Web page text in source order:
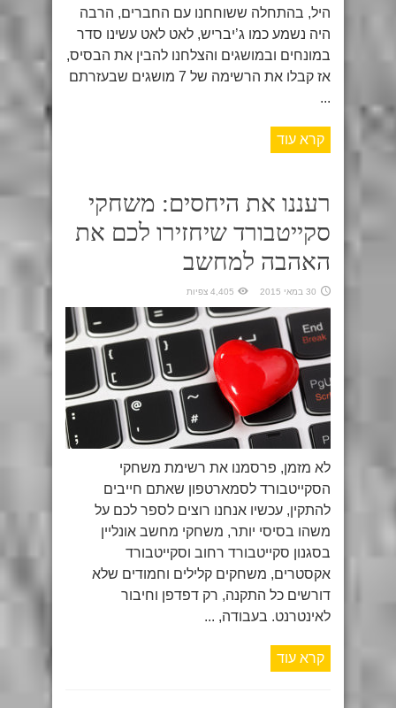
היל, בהתחלה ששוחחנו עם החברים, הרבה
היה נשמע כמו ג’יבריש, לאט לאט עשינו סדר
במונחים ובמושגים והצלחנו להבין את הבסיס,
אז קבלו את הרשימה של 7 מושגים שבעזרתם
...
קרא עוד
רעננו את היחסים: משחקי
סקייטבורד שיחזירו לכם את
האהבה למחשב
30 במאי 2015 4,405 צפיות
לא מזמן, פרסמנו את רשימת משחקי
הסקייטבורד לסמארטפון שאתם חייבים
להתקין, עכשיו אנחנו רוצים לספר לכם על
משהו בסיסי יותר, משחקי מחשב אונליין
בסגנון סקייטבורד רחוב וסקייטבורד
אקסטרים, משחקים קלילים וחמודים שלא
דורשים כל התקנה, רק דפדפן וחיבור
לאינטרנט. בעבודה, ...
קרא עוד